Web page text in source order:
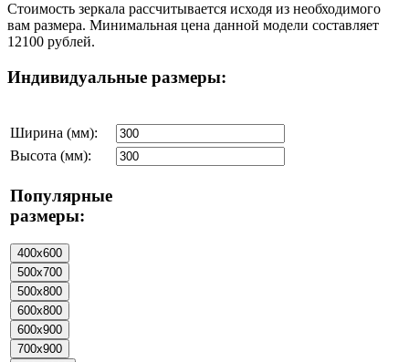
Стоимость зеркала рассчитывается исходя из необходимого
вам размера. Минимальная цена данной модели составляет
12100 рублей.
Индивидуальные размеры:
Ширина (мм):
Высота (мм):
Популярные
размеры: